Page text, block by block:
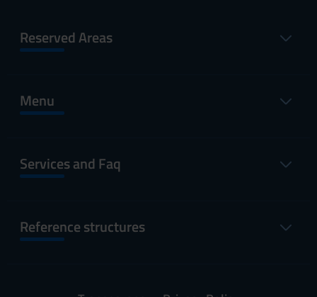
Reserved Areas
Menu
Services and Faq
Reference structures